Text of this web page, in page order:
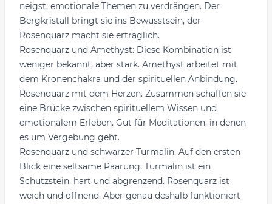
neigst, emotionale Themen zu verdrängen. Der
Bergkristall bringt sie ins Bewusstsein, der
Rosenquarz macht sie erträglich.
Rosenquarz und Amethyst: Diese Kombination ist
weniger bekannt, aber stark. Amethyst arbeitet mit
dem Kronenchakra und der spirituellen Anbindung.
Rosenquarz mit dem Herzen. Zusammen schaffen sie
eine Brücke zwischen spirituellem Wissen und
emotionalem Erleben. Gut für Meditationen, in denen
es um Vergebung geht.
Rosenquarz und schwarzer Turmalin: Auf den ersten
Blick eine seltsame Paarung. Turmalin ist ein
Schutzstein, hart und abgrenzend. Rosenquarz ist
weich und öffnend. Aber genau deshalb funktioniert